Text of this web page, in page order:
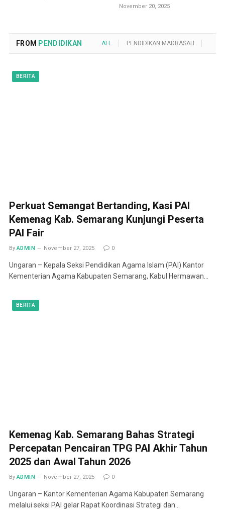
November 20, 2025
FROM PENDIDIKAN ALL PENDIDIKAN MADRASAH
BERITA
Perkuat Semangat Bertanding, Kasi PAI
Kemenag Kab. Semarang Kunjungi Peserta
PAI Fair
By ADMIN November 27, 2025 0
Ungaran – Kepala Seksi Pendidikan Agama Islam (PAI) Kantor
Kementerian Agama Kabupaten Semarang, Kabul Hermawan…
BERITA
Kemenag Kab. Semarang Bahas Strategi
Percepatan Pencairan TPG PAI Akhir Tahun
2025 dan Awal Tahun 2026
By ADMIN November 27, 2025 0
Ungaran – Kantor Kementerian Agama Kabupaten Semarang
melalui seksi PAI gelar Rapat Koordinasi Strategi dan…